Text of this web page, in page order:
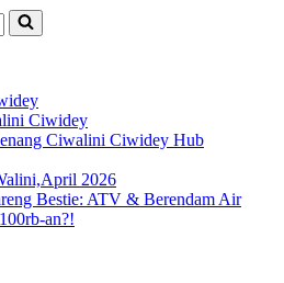
Ciwidey
Ciwalini Ciwidey Hub
2026
Bestie: ATV & Berendam Air
an?!